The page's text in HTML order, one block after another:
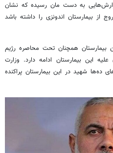
به دست مان رسیده که نشان
بیمارستان اندونزی را داشته باشد
بیمارستان همچنان تحت محاصره رژیم
این بیمارستان ادامه دارد. وزارت
ده‌ها شهید در این بیمارستان پراکنده